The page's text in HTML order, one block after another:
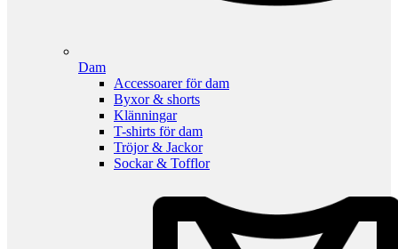
Dam
Accessoarer för dam
Byxor & shorts
Klänningar
T-shirts för dam
Tröjor & Jackor
Sockar & Tofflor